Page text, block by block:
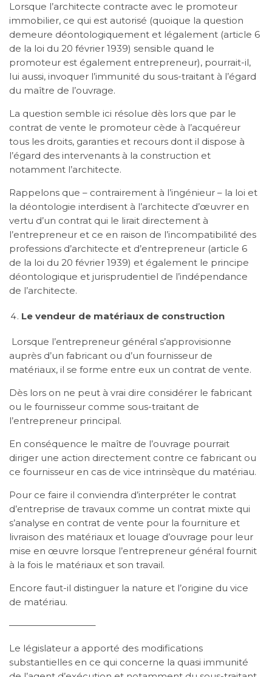
Lorsque l’architecte contracte avec le promoteur
immobilier, ce qui est autorisé (quoique la question
demeure déontologiquement et légalement (article 6
de la loi du 20 février 1939) sensible quand le
promoteur est également entrepreneur), pourrait-il,
lui aussi, invoquer l’immunité du sous-traitant à l’égard
du maître de l’ouvrage.
La question semble ici résolue dès lors que par le
contrat de vente le promoteur cède à l’acquéreur
tous les droits, garanties et recours dont il dispose à
l’égard des intervenants à la construction et
notamment l’architecte.
Rappelons que – contrairement à l’ingénieur – la loi et
la déontologie interdisent à l’architecte d’œuvrer en
vertu d’un contrat qui le lirait directement à
l’entrepreneur et ce en raison de l’incompatibilité des
professions d’architecte et d’entrepreneur (article 6
de la loi du 20 février 1939) et également le principe
déontologique et jurisprudentiel de l’indépendance
de l’architecte.
Le vendeur de matériaux de construction
Lorsque l’entrepreneur général s’approvisionne
auprès d’un fabricant ou d’un fournisseur de
matériaux, il se forme entre eux un contrat de vente.
Dès lors on ne peut à vrai dire considérer le fabricant
ou le fournisseur comme sous-traitant de
l’entrepreneur principal.
En conséquence le maître de l’ouvrage pourrait
diriger une action directement contre ce fabricant ou
ce fournisseur en cas de vice intrinsèque du matériau.
Pour ce faire il conviendra d’interpréter le contrat
d’entreprise de travaux comme un contrat mixte qui
s’analyse en contrat de vente pour la fourniture et
livraison des matériaux et louage d’ouvrage pour leur
mise en œuvre lorsque l’entrepreneur général fournit
à la fois le matériaux et son travail.
Encore faut-il distinguer la nature et l’origine du vice
de matériau.
—————————–
Le législateur a apporté des modifications
substantielles en ce qui concerne la quasi immunité